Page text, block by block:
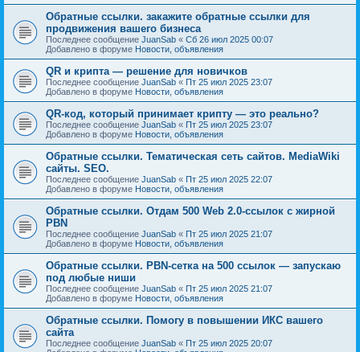
Обратные ссылки. закажите обратные ссылки для
продвижения вашего бизнеса
Последнее сообщение JuanSab « Сб 26 июл 2025 00:07
Добавлено в форуме Новости, объявления
QR и крипта — решение для новичков
Последнее сообщение JuanSab « Пт 25 июл 2025 23:07
Добавлено в форуме Новости, объявления
QR-код, который принимает крипту — это реально?
Последнее сообщение JuanSab « Пт 25 июл 2025 23:07
Добавлено в форуме Новости, объявления
Обратные ссылки. Тематическая сеть сайтов. MediaWiki
сайты. SEO.
Последнее сообщение JuanSab « Пт 25 июл 2025 22:07
Добавлено в форуме Новости, объявления
Обратные ссылки. Отдам 500 Web 2.0-ссылок с жирной
PBN
Последнее сообщение JuanSab « Пт 25 июл 2025 21:07
Добавлено в форуме Новости, объявления
Обратные ссылки. PBN-сетка на 500 ссылок — запускаю
под любые ниши
Последнее сообщение JuanSab « Пт 25 июл 2025 21:07
Добавлено в форуме Новости, объявления
Обратные ссылки. Помогу в повышении ИКС вашего
сайта
Последнее сообщение JuanSab « Пт 25 июл 2025 20:07